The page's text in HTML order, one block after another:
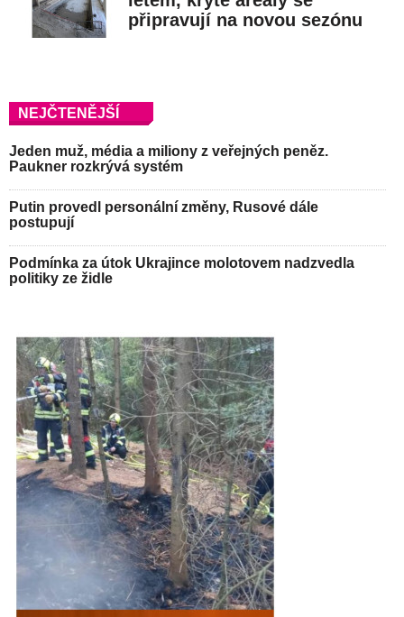
připravují na novou sezónu
NEJČTENĚJŠÍ
Jeden muž, média a miliony z veřejných peněz.
Paukner rozkrývá systém
Putin provedl personální změny, Rusové dále
postupují
Podmínka za útok Ukrajince molotovem nadzvedla
politiky ze židle